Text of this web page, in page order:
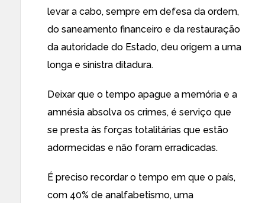
levar a cabo, sempre em defesa da ordem,
do saneamento financeiro e da restauração
da autoridade do Estado, deu origem a uma
longa e sinistra ditadura.
Deixar que o tempo apague a memória e a
amnésia absolva os crimes, é serviço que
se presta às forças totalitárias que estão
adormecidas e não foram erradicadas.
É preciso recordar o tempo em que o país,
com 40% de analfabetismo, uma